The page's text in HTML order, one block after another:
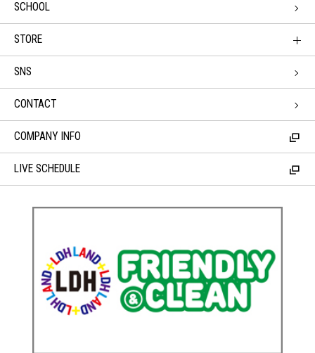
SCHOOL
STORE
SNS
CONTACT
COMPANY INFO
LIVE SCHEDULE